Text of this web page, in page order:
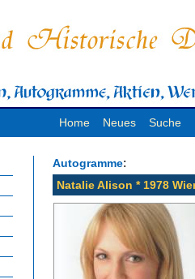
Home Neues Suche
Autogramme:
Natalie Alison * 1978